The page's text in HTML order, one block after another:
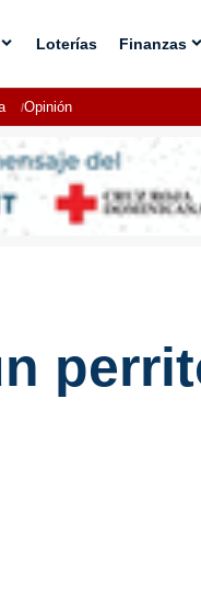
Loterías Finanzas
Opinión